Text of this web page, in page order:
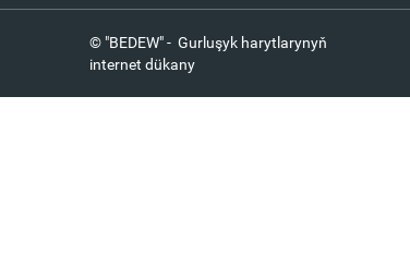
© "BEDEW" - Gurluşyk harytlarynyň
internet dükany